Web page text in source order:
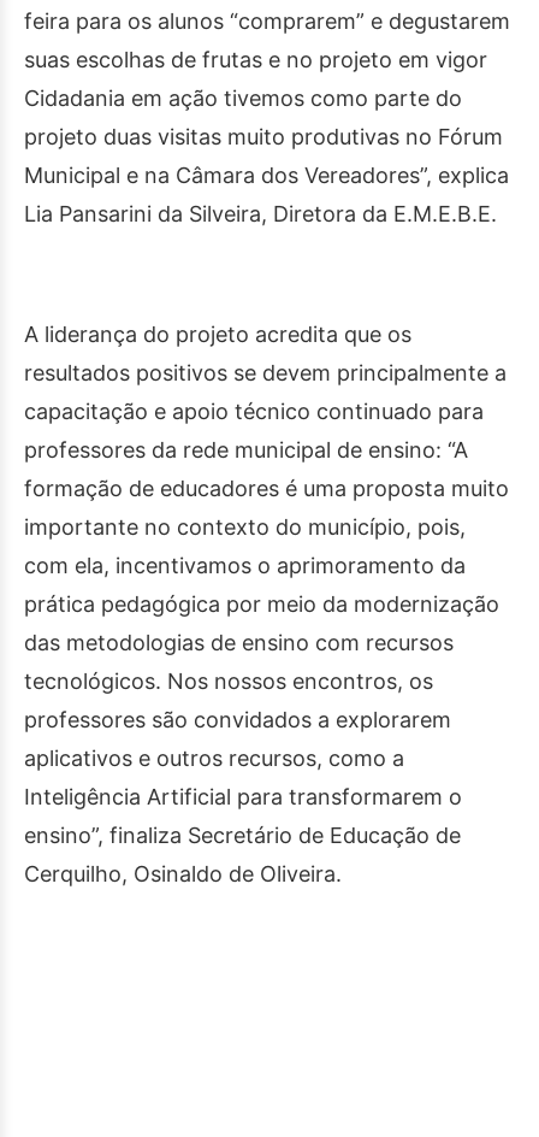
feira para os alunos “comprarem” e degustarem
suas escolhas de frutas e no projeto em vigor
Cidadania em ação tivemos como parte do
projeto duas visitas muito produtivas no Fórum
Municipal e na Câmara dos Vereadores”, explica
Lia Pansarini da Silveira, Diretora da E.M.E.B.E.
A liderança do projeto acredita que os
resultados positivos se devem principalmente a
capacitação e apoio técnico continuado para
professores da rede municipal de ensino: “A
formação de educadores é uma proposta muito
importante no contexto do município, pois,
com ela, incentivamos o aprimoramento da
prática pedagógica por meio da modernização
das metodologias de ensino com recursos
tecnológicos. Nos nossos encontros, os
professores são convidados a explorarem
aplicativos e outros recursos, como a
Inteligência Artificial para transformarem o
ensino”, finaliza Secretário de Educação de
Cerquilho, Osinaldo de Oliveira.